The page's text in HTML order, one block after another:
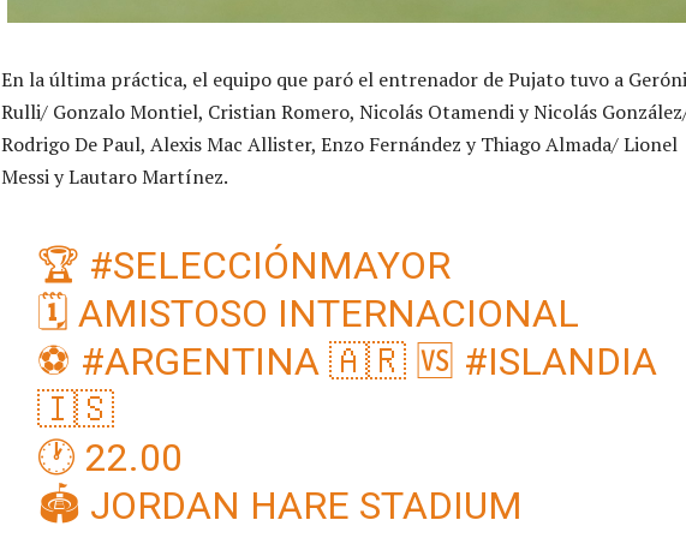
En la última práctica, el equipo que paró el entrenador de Pujato tuvo a
Rulli/ Gonzalo Montiel, Cristian Romero, Nicolás Otamendi y Nicolás
Rodrigo De Paul, Alexis Mac Allister, Enzo Fernández y Thiago Almada/ Lionel
Messi y Lautaro Martínez.
🏆 #SELECCIÓNMAYOR
🗓️ AMISTOSO INTERNACIONAL
⚽ #ARGENTINA 🇦🇷 🆚 #ISLANDIA
🇮🇸
🕐 22.00
🏟️ JORDAN HARE STADIUM